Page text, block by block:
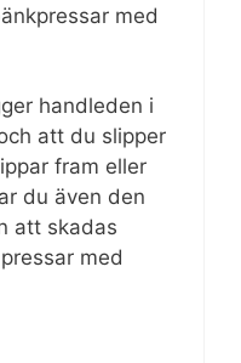
med
handleden i
att du slipper
fram eller
du även den
att skadas
med